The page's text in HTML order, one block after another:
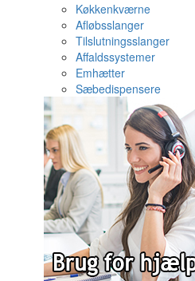
Køkkenkværne
Afløbsslanger
Tilslutningsslanger
Affaldssystemer
Emhætter
Sæbedispensere